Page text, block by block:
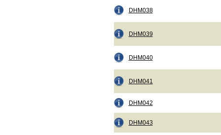
DHM038
DHM039
DHM040
DHM041
DHM042
DHM043